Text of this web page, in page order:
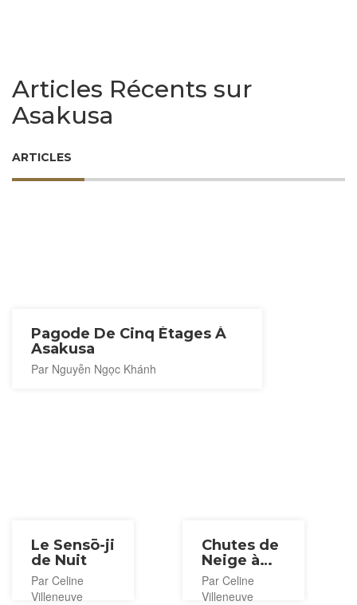
Articles Récents sur
Asakusa
ARTICLES
Pagode De Cinq Étages À
Asakusa
Par Nguyễn Ngọc Khánh
Le Sensō-ji
de Nuit
Par Celine
Villeneuve
Chutes de
Neige à
Asakusa
Par Celine
Villeneuve